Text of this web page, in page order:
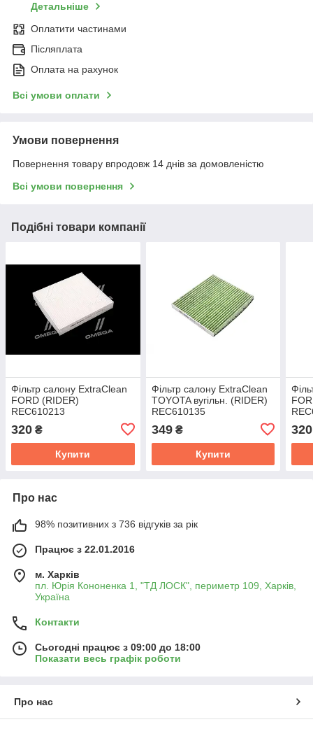
Детальніше
Оплатити частинами
Післяплата
Оплата на рахунок
Всі умови оплати
Умови повернення
Повернення товару впродовж 14 днів за домовленістю
Всі умови повернення
Подібні товари компанії
Фільтр салону ExtraClean
FORD (RIDER)
REC610213
320 ₴
Купити
Фільтр салону ExtraClean
TOYOTA вугільн. (RIDER)
REC610135
349₴
Купити
320
Про нас
98% позитивних з 736 відгуків за рік
Працює з 22.01.2016
м. Харків
пл. Юрія Кононенка 1, "ТД ЛОСК", периметр 109, Харків,
Україна
Контакти
Сьогодні працює з 09:00 до 18:00
Показати весь графік роботи
Про нас